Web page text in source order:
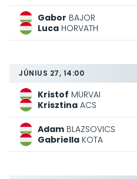
Gabor BAJOR
Luca HORVATH
JÚNIUS 27, 14:00
Kristof MURVAI
Krisztina ACS
Adam BLAZSOVICS
Gabriella KOTA